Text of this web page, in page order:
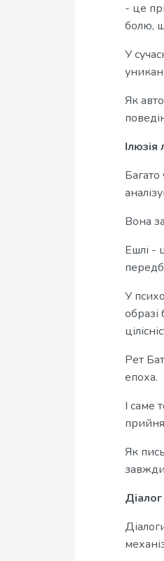
- це
болю,
У
Як
Вона
Ешлі -
У
образі
Рет
епоха.
І саме
Як